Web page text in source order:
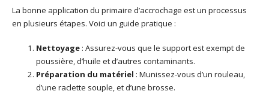
La bonne application du primaire d’accrochage est un processus
en plusieurs étapes. Voici un guide pratique :
Nettoyage : Assurez-vous que le support est exempt de
poussière, d’huile et d’autres contaminants.
Préparation du matériel : Munissez-vous d’un rouleau,
d’une raclette souple, et d’une brosse.